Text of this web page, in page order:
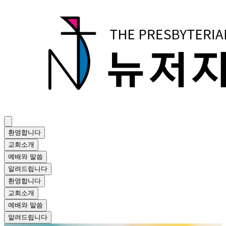
환영합니다
교회소개
예배와 말씀
알려드립니다
환영합니다
교회소개
예배와 말씀
알려드립니다